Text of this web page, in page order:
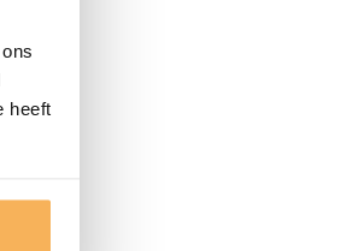
heeft